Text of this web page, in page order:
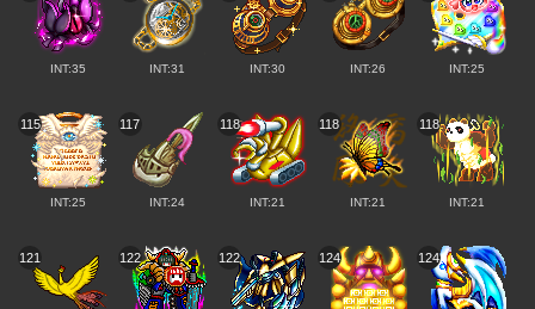
INT:35 INT:31 INT:30 INT:26 INT:25
115
INT:25
117
INT:24
118
INT:21
118
INT:21
118
INT:21
121 122 122 124 124